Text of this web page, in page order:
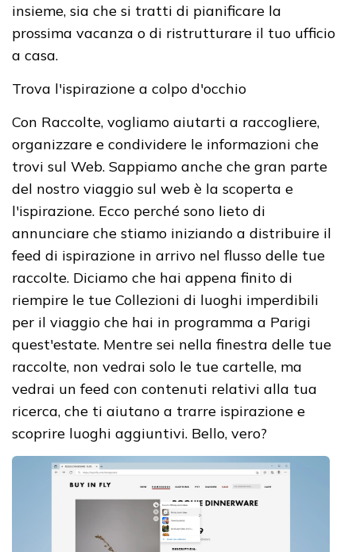
insieme, sia che si tratti di pianificare la
prossima vacanza o di ristrutturare il tuo ufficio
a casa.
Trova l'ispirazione a colpo d'occhio
Con Raccolte, vogliamo aiutarti a raccogliere,
organizzare e condividere le informazioni che
trovi sul Web. Sappiamo anche che gran parte
del nostro viaggio sul web è la scoperta e
l'ispirazione. Ecco perché sono lieto di
annunciare che stiamo iniziando a distribuire il
feed di ispirazione in arrivo nel flusso delle tue
raccolte. Diciamo che hai appena finito di
riempire le tue Collezioni di luoghi imperdibili
per il viaggio che hai in programma a Parigi
quest'estate. Mentre sei nella finestra delle tue
raccolte, non vedrai solo le tue cartelle, ma
vedrai un feed con contenuti relativi alla tua
ricerca, che ti aiutano a trarre ispirazione e
scoprire luoghi aggiuntivi. Bello, vero?